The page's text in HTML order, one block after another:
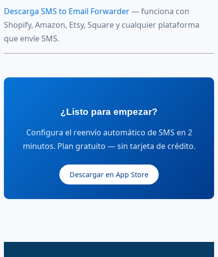
Descarga SMS to Email Forwarder— funciona con
Shopify, Amazon, Etsy, Square y cualquier plataforma
que envíe SMS.
¿Listo para empezar?
Configura el reenvío automático de SMS en 2
minutos. Plan gratuito — sin tarjeta de crédito.
Descargar en App Store